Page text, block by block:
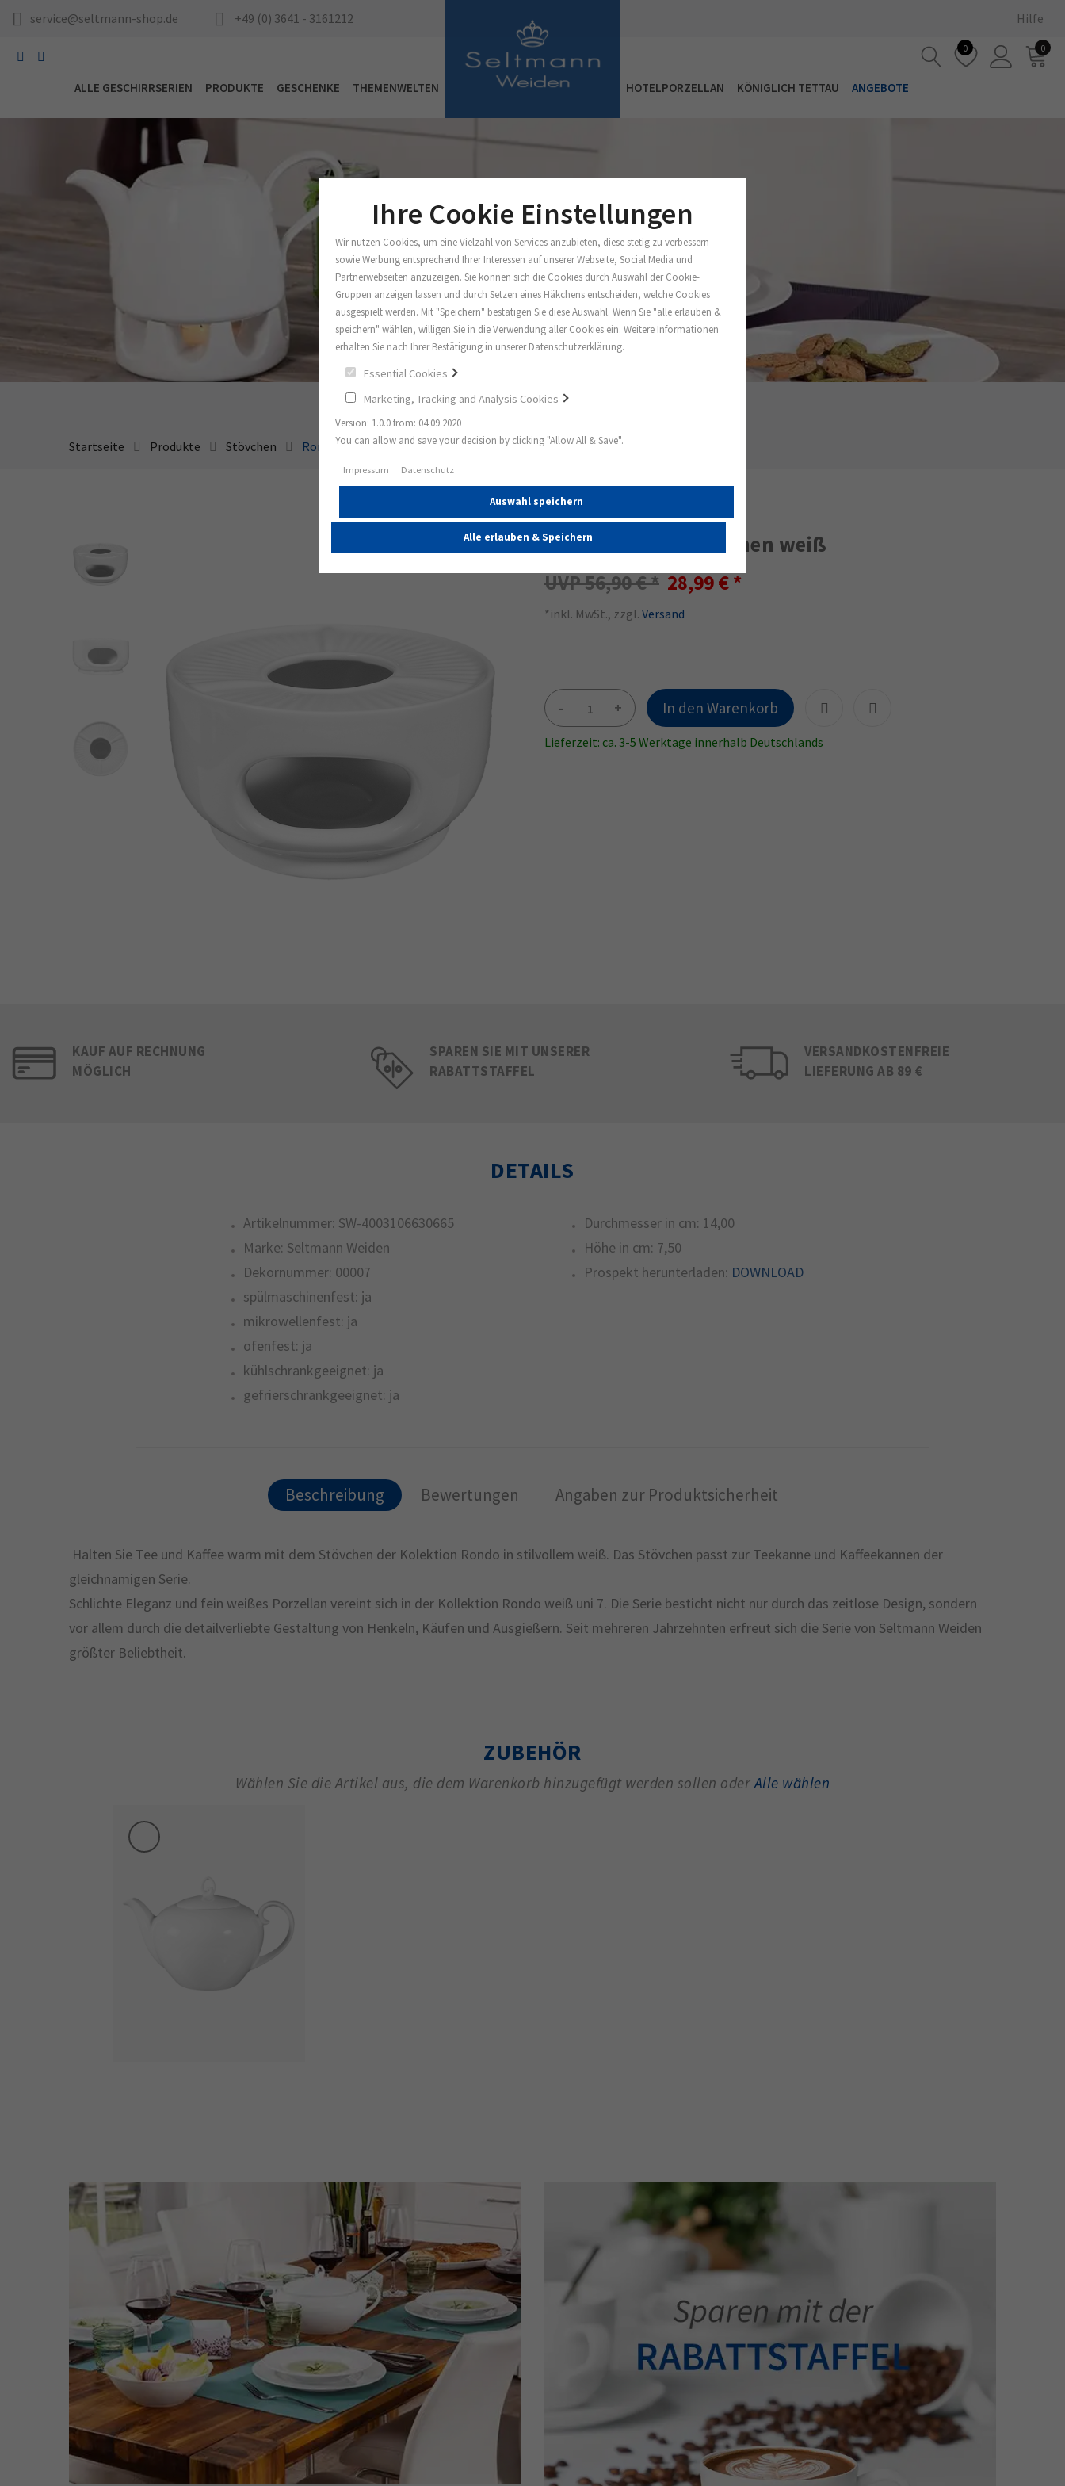
service@seltmann-shop.de +49 (0) 3641 - 3161212 Hilfe
ALLE GESCHIRRSERIEN PRODUKTE GESCHENKE THEMENWELTEN HOTELPORZELLAN KÖNIGLICH TETTAU ANGEBOTE
0 0
Startseite Produkte Stövchen Rondo / Liane Stövchen weiß
49%
Rondo / Liane Stövchen weiß
56,90 € 28,99 €
*inkl. MwSt., zzgl. Versand
- + In den Warenkorb
Lieferzeit: ca. 3-5 Werktage innerhalb Deutschlands
KAUF AUF RECHNUNG
MÖGLICH
SPAREN SIE MIT UNSERER
RABATTSTAFFEL
VERSANDKOSTENFREIE
LIEFERUNG AB 89 €
DETAILS
Artikelnummer: SW-4003106630665
Marke: Seltmann Weiden
Dekornummer: 00007
spülmaschinenfest: ja
mikrowellenfest: ja
ofenfest: ja
kühlschrankgeeignet: ja
gefrierschrankgeeignet: ja
Durchmesser in cm: 14,00
Höhe in cm: 7,50
Prospekt herunterladen: DOWNLOAD
Beschreibung Bewertungen Angaben zur Produktsicherheit
Halten Sie Tee und Kaffee warm mit dem Stövchen der Kolektion Rondo in stilvollem weiß. Das Stövchen passt zur Teekanne und Kaffeekannen der
gleichnamigen Serie.
Schlichte Eleganz und fein weißes Porzellan vereint sich in der Kollektion Rondo weiß uni 7. Die Serie besticht nicht nur durch das zeitlose Design, sondern
vor allem durch die detailverliebte Gestaltung von Henkeln, Käufen und Ausgießern. Seit mehreren Jahrzehnten erfreut sich die Serie von Seltmann Weiden
größter Beliebtheit.
ZUBEHÖR
Wählen Sie die Artikel aus, die dem Warenkorb hinzugefügt werden sollen oderAlle wählen
Ihre Cookie Einstellungen
Wir nutzen Cookies, um eine Vielzahl von Services anzubieten, diese stetig zu verbessern
sowie Werbung entsprechend Ihrer Interessen auf unserer Webseite, Social Media und
Partnerwebseiten anzuzeigen. Sie können sich die Cookies durch Auswahl der Cookie-
Gruppen anzeigen lassen und durch Setzen eines Häkchens entscheiden, welche Cookies
ausgespielt werden. Mit "Speichern" bestätigen Sie diese Auswahl. Wenn Sie "alle erlauben &
speichern" wählen, willigen Sie in die Verwendung aller Cookies ein. Weitere Informationen
erhalten Sie nach Ihrer Bestätigung in unserer Datenschutzerklärung.
Essential Cookies
Marketing, Tracking and Analysis Cookies
Version: 1.0.0 from: 04.09.2020
You can allow and save your decision by clicking "Allow All & Save".
Impressum Datenschutz
Auswahl speichern
Alle erlauben & Speichern